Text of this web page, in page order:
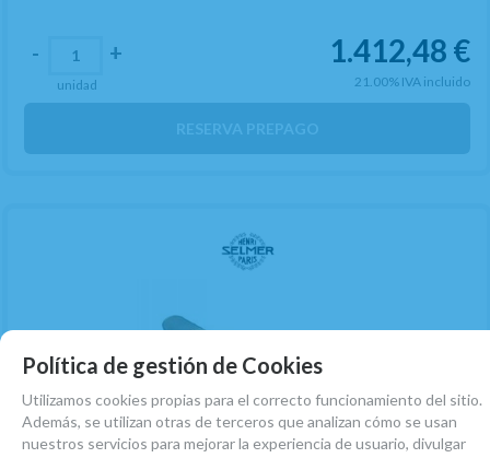
1.412,48 €
21.00% IVA incluido
- +
unidad
RESERVA PREPAGO
Política de gestión de Cookies
Utilizamos cookies propias para el correcto funcionamiento del sitio.
Además, se utilizan otras de terceros que analizan cómo se usan
nuestros servicios para mejorar la experiencia de usuario, divulgar